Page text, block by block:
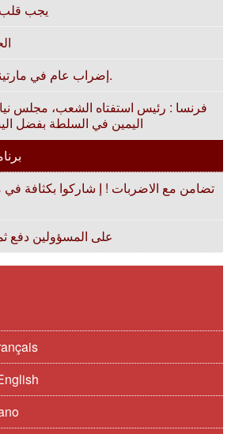
يجب قلب
إضراب عام في مارتينيك وغوادلوب - 2009.
فرنسا : رئيس استفتاه الشعب، مجلس
اليمين في السلطة بفضل
على المسؤولين دفع ثمن